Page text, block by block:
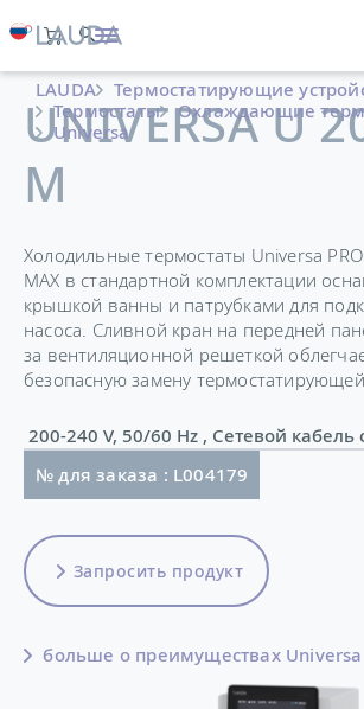
LAUDA
Термостатирующие
Термостаты
Охлаждающие
Universa
UNIVERSA U
M
Холодильные термостаты Universa
MAX в стандартной комплектации
крышкой ванны и патрубками для
насоса. Сливной кран на передней
за вентиляционной решеткой
безопасную замену
200-240 V, 50/60 Hz ,
№ для заказа : L004179
Запросить продукт
больше о преимуществах Universa